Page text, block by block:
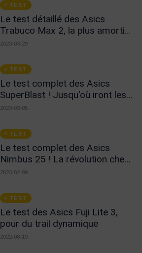
TEST
Le test détaillé des Asics
Trabuco Max 2, la plus amortie
de la marque en Trail
2023-03-29
TEST
Le test complet des Asics
SuperBlast ! Jusqu'où iront les
marques ?
2023-03-05
TEST
Le test complet des Asics
Nimbus 25 ! La révolution chez
Asics ?
2023-02-09
TEST
Le test des Asics Fuji Lite 3,
pour du trail dynamique
2022-08-19